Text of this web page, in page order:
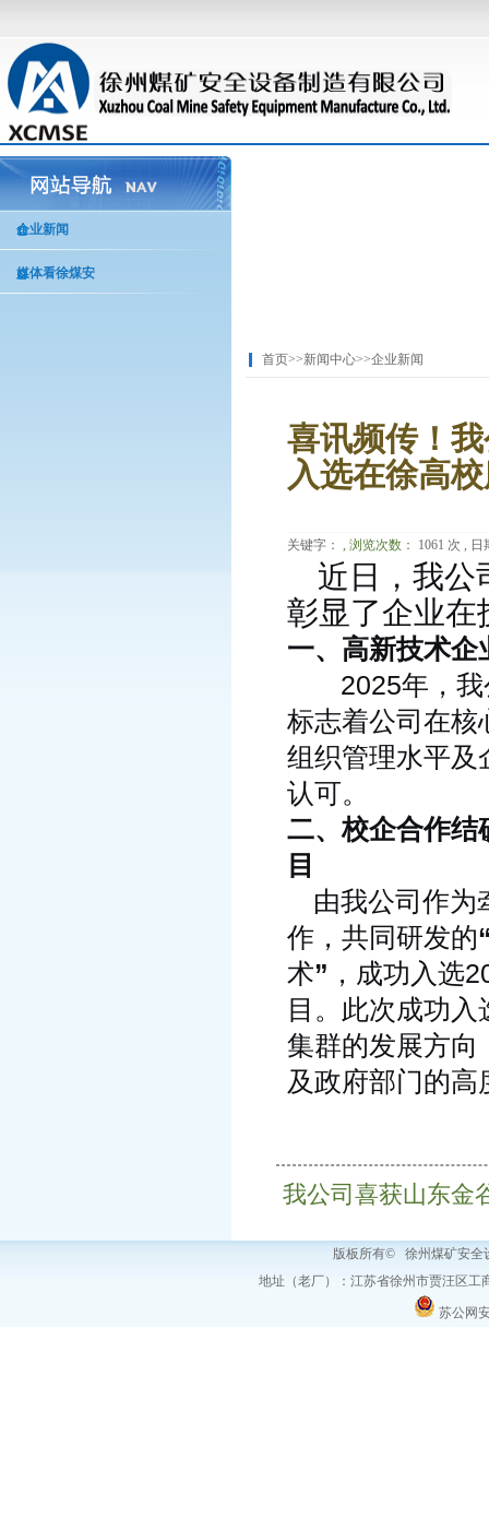
企业新闻
媒体看徐煤安
首页>>新闻中心>>企业新闻
喜讯频传！
入选在徐高
关键字： , 浏览次数： 1061 次 , 日
近日，我公
彰显了企业在
一、高新技术企
2025年，
标志着公司在核
组织管理水平及
认可。
二、校企合作结
目
由我公司作为
作，共同研发的
术” ，成功入选
目 。此次成功入
集群的发展方向
及政府部门的高
我公司喜获山东金
版板所有© 徐州煤矿安
地址（老厂）：江苏省徐州市贾汪区
苏公网